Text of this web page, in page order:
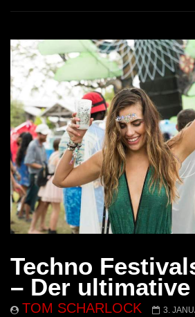
Techno
– Der
TOM SCHARLOCK 3.